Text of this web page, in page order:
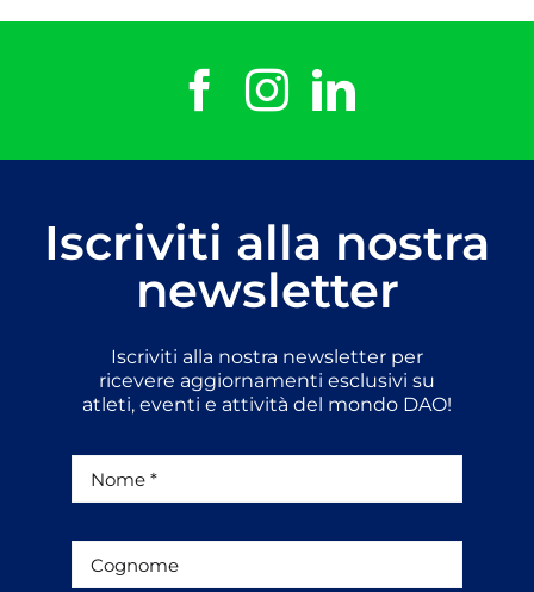
Iscriviti alla nostra
newsletter
Iscriviti alla nostra newsletter per
ricevere aggiornamenti esclusivi su
atleti, eventi e attività del mondo DAO!